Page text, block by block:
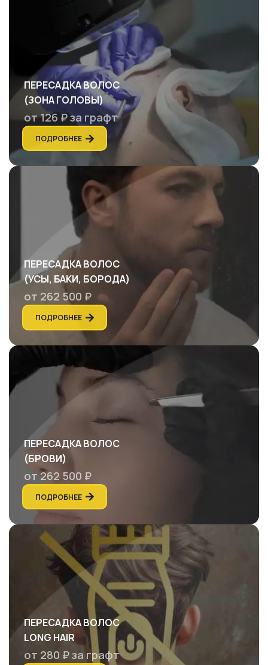
ПЕРЕСАДКА ВОЛОС
(ЗОНА ГОЛОВЫ)
от 126 ₽ за графт
ПОДРОБНЕЕ
ПЕРЕСАДКА ВОЛОС
(УСЫ, БАКИ, БОРОДА)
от 262 500 ₽
ПОДРОБНЕЕ
ПЕРЕСАДКА ВОЛОС
(БРОВИ)
от 262 500 ₽
ПОДРОБНЕЕ
ПЕРЕСАДКА ВОЛОС
LONG HAIR
от 280 ₽ за графт